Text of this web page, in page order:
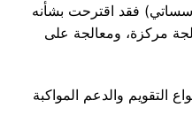
فقد اقترحت بشأنه
مركزة، ومعالجة على
التقويم والدعم المواكبة